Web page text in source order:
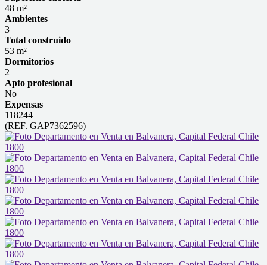
48 m²
Ambientes
3
Total construido
53 m²
Dormitorios
2
Apto profesional
No
Expensas
118244
(REF. GAP7362596)